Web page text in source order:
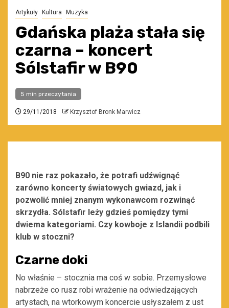
Artykuły Kultura Muzyka
Gdańska plaża stała się
czarna – koncert
Sólstafir w B90
5 min przeczytania
29/11/2018 Krzysztof Bronk Marwicz
B90 nie raz pokazało, że potrafi udźwignąć
zarówno koncerty światowych gwiazd, jak i
pozwolić mniej znanym wykonawcom rozwinąć
skrzydła. Sólstafir leży gdzieś pomiędzy tymi
dwiema kategoriami. Czy kowboje z Islandii podbili
klub w stoczni?
Czarne doki
No właśnie – stocznia ma coś w sobie. Przemysłowe
nabrzeże co rusz robi wrażenie na odwiedzających
artystach, na wtorkowym koncercie usłyszałem z ust